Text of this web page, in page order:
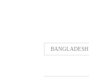
BANGLADESH